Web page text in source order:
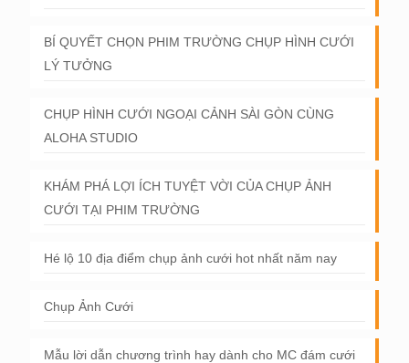
BÍ QUYẾT CHỌN PHIM TRƯỜNG CHỤP HÌNH CƯỚI
LÝ TƯỞNG
CHỤP HÌNH CƯỚI NGOẠI CẢNH SÀI GÒN CÙNG
ALOHA STUDIO
KHÁM PHÁ LỢI ÍCH TUYỆT VỜI CỦA CHỤP ẢNH
CƯỚI TẠI PHIM TRƯỜNG
Hé lộ 10 địa điểm chụp ảnh cưới hot nhất năm nay
Chụp Ảnh Cưới
Mẫu lời dẫn chương trình hay dành cho MC đám cưới